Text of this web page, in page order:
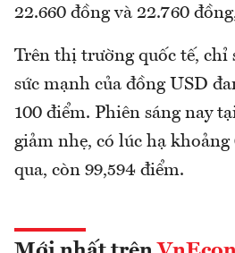
22.660 đồng và 22.760
Trên thị trường quốc tế, chỉ
sức mạnh của đồng USD
100 điểm. Phiên sáng nay
giảm nhẹ, có lúc hạ
qua, còn 99,594 điểm.